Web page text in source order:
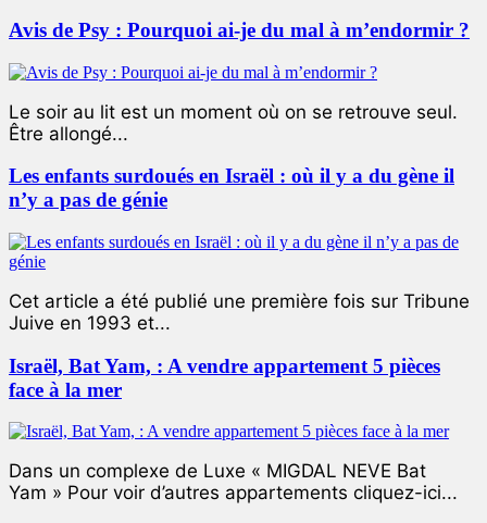
Avis de Psy : Pourquoi ai-je du mal à m’endormir ?
Le soir au lit est un moment où on se retrouve seul.
Être allongé...
Les enfants surdoués en Israël : où il y a du gène il
n’y a pas de génie
Cet article a été publié une première fois sur Tribune
Juive en 1993 et...
Israël, Bat Yam, : A vendre appartement 5 pièces
face à la mer
Dans un complexe de Luxe « MIGDAL NEVE Bat
Yam » Pour voir d’autres appartements cliquez-ici...